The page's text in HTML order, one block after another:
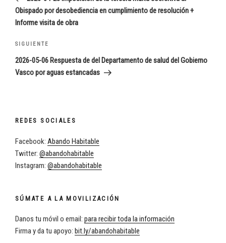
entradas
Obispado por desobediencia en cumplimiento de resolución +
Informe visita de obra
Siguiente
entrada
SIGUIENTE
2026-05-06 Respuesta de del Departamento de salud del Gobierno
Vasco por aguas estancadas
REDES SOCIALES
Facebook: Abando Habitable
Twitter: @abandohabitable
Instagram: @abandohabitable
SÚMATE A LA MOVILIZACIÓN
Danos tu móvil o email: para recibir toda la información
Firma y da tu apoyo: bit.ly/abandohabitable